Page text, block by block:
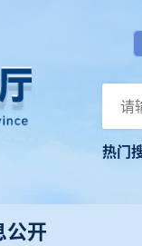
热门
公开